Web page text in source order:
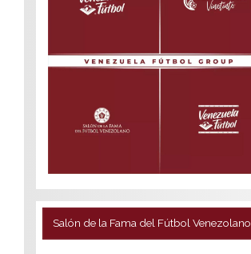
Salón de la Fama del Fútbol Venezolano